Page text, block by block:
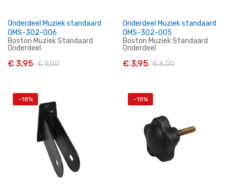
In Winkelwagen
Onderdeel Muziek standaard
OMS-302-006
Boston Muziek Standaard
Onderdeel
€ 3,95 € 9,00
In Winkelwagen
Onderdeel Muziek standaard
OMS-302-005
Boston Muziek Standaard
Onderdeel
€ 3,95 € 6,00
-18% -18%